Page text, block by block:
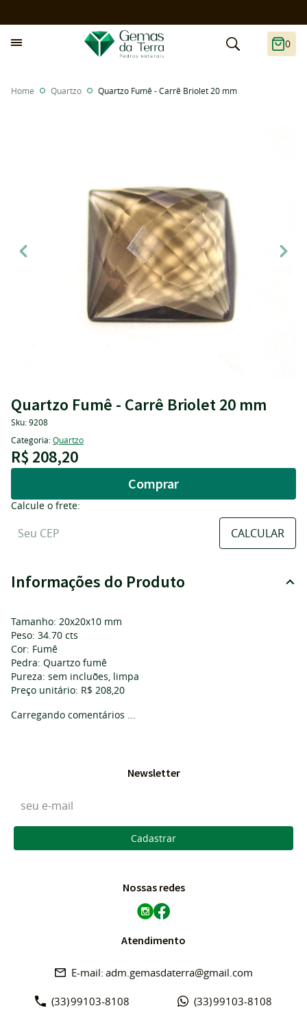
0
Home Quartzo Quartzo Fumê - Carrê Briolet 20 mm
Quartzo Fumê - Carrê Briolet 20 mm
Sku:9208
Categoria:Quartzo
R$ 208,20
Comprar
Calcule o frete:
Informações do Produto
Tamanho: 20x20x10 mm
Peso: 34.70 cts
Cor: Fumê
Pedra: Quartzo fumê
Pureza: sem incluões, limpa
Preço unitário: R$ 208,20
Carregando comentários ...
Newsletter
Cadastrar
Nossas redes
Atendimento
(33)99103-8108 (33)99103-8108
adm.gemasdaterra@gmail.com